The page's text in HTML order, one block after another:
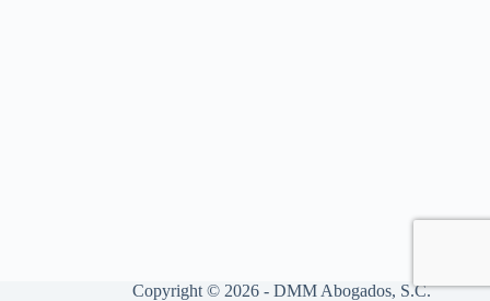
Copyright © 2026 - DMM Abogados, S.C.